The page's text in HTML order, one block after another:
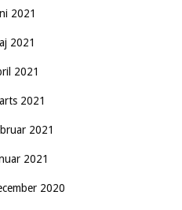
2021
2021
2021
2021
2021
2021
2020